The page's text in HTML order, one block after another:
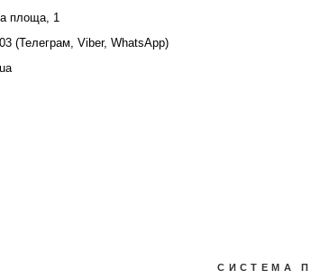
площа, 1
(Телеграм, Viber, WhatsApp)
СИСТЕМА